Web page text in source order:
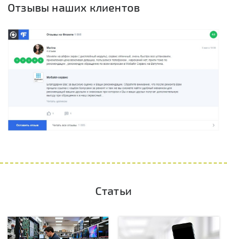
Отзывы наших клиентов
Статьи